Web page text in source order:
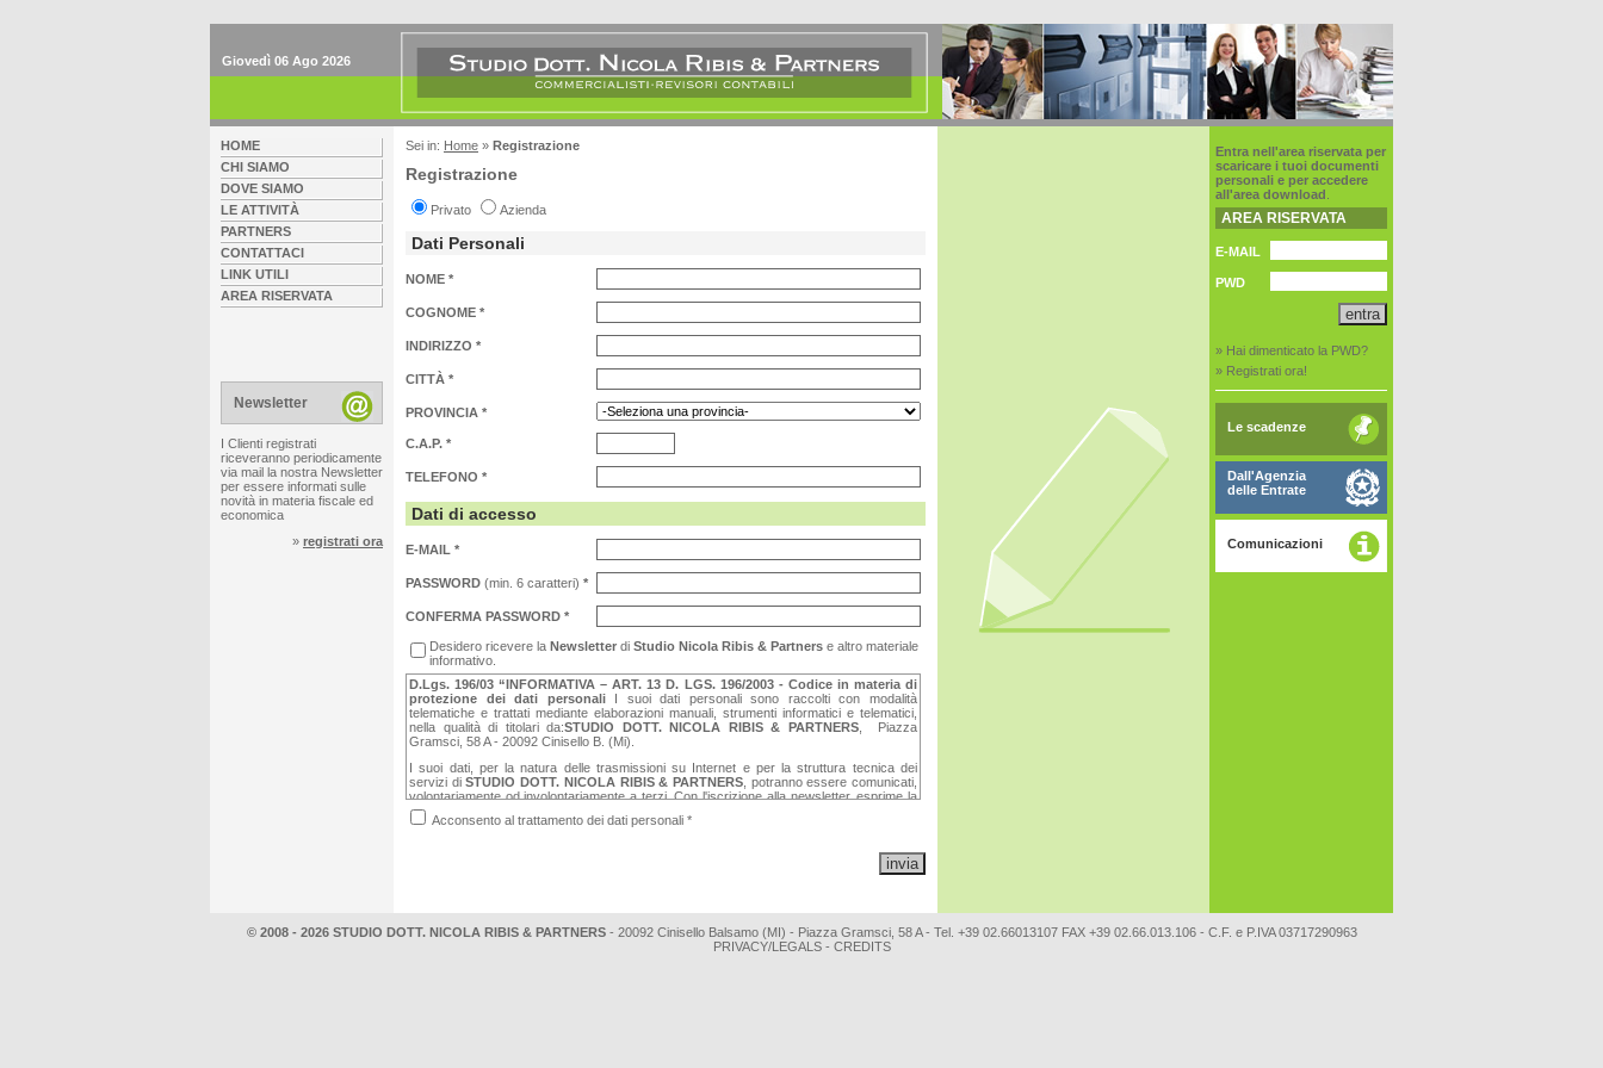
Giovedì 06 Ago 2026
HOME
CHI SIAMO
DOVE SIAMO
LE ATTIVITÀ
PARTNERS
CONTATTACI
LINK UTILI
AREA RISERVATA
Newsletter
I Clienti registrati
riceveranno periodicamente
via mail la nostra Newsletter
per essere informati sulle
novità in materia fiscale ed
economica
» registrati ora
Sei in: Home » Registrazione
Registrazione
Privato Azienda
Dati Personali
NOME *
COGNOME *
INDIRIZZO *
CITTÀ *
PROVINCIA *
C.A.P. *
TELEFONO *
Dati di accesso
E-MAIL *
PASSWORD (min. 6 caratteri) *
CONFERMA PASSWORD *
Desidero ricevere la Newsletter di Studio Nicola Ribis & Partners e altro materiale
informativo.
D.Lgs. 196/03 “INFORMATIVA – ART. 13 D. LGS. 196/2003 - Codice in materia di
protezione dei dati personaliI suoi dati personali sono raccolti con modalità
telematiche e trattati mediante elaborazioni manuali, strumenti informatici e telematici,
nella qualità di titolari da:STUDIO DOTT. NICOLA RIBIS & PARTNERS, Piazza
Gramsci, 58 A - 20092 Cinisello B. (Mi).
I suoi dati, per la natura delle trasmissioni su Internet e per la struttura tecnica dei
servizi diSTUDIO DOTT. NICOLA RIBIS & PARTNERS, potranno essere comunicati,
volontariamente od involontariamente a terzi. Con l'iscrizione alla newsletter, esprime la
volontà di ricevere occasionalmente informazioni riguardanti prodotti, promozioni, offerte
ed altre informazioni da parte diSTUDIO DOTT. NICOLA RIBIS & PARTNERS
(art. 13 della legge 675/96)quali
STUDIO DOTT. NICOLA
L'interessato ha diritto di ottenere la conferma dell'esistenza o meno di dati
Acconsento al trattamento dei dati personali *
Entra nell'area riservata per
scaricare i tuoi documenti
personali e per accedere
all'area download
AREA RISERVATA
E-MAIL
PWD
» Hai dimenticato la PWD?
» Registrati ora!
Le scadenze
Dall'Agenzia
delle Entrate
Comunicazioni
© 2008 - 2026 STUDIO DOTT. NICOLA RIBIS & PARTNERS- 20092 Cinisello Balsamo (MI) - Piazza Gramsci, 58 A - Tel. +39 02.66013107 FAX +39 02.66.013.106 - C.F. e P.IVA 03717290963
PRIVACY/LEGALS- CREDITS